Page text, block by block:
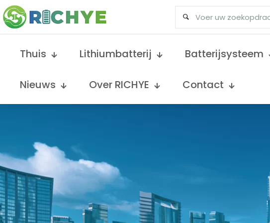
Thuis Lithiumbatterij Batterijsysteem
Nieuws Over RICHYE Contact